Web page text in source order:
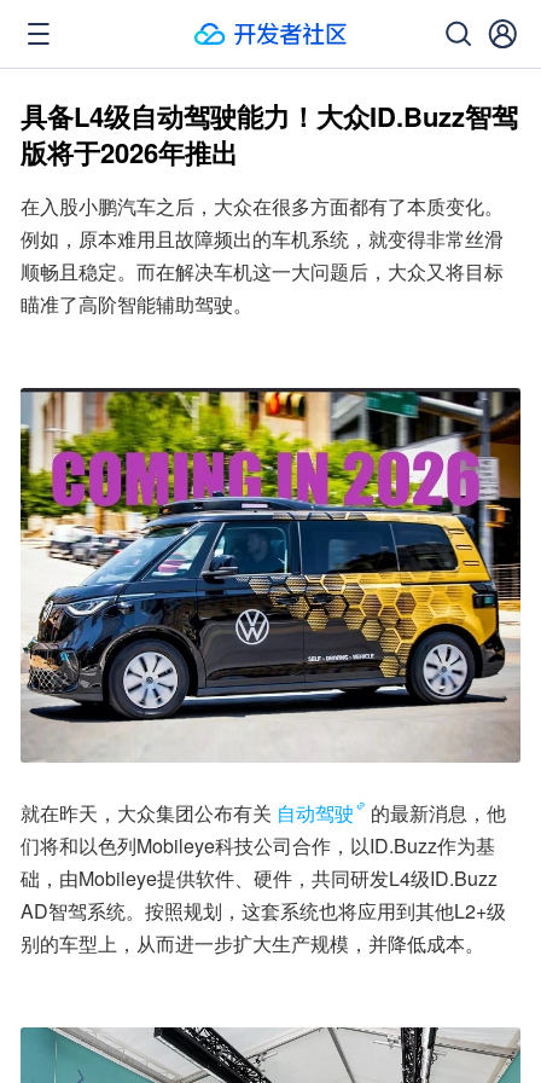
具备L4级自动驾驶能力！大众ID.Buzz智驾
版将于2026年推出
在入股小鹏汽车之后，大众在很多方面都有了本质变化。
例如，原本难用且故障频出的车机系统，就变得非常丝滑
顺畅且稳定。而在解决车机这一大问题后，大众又将目标
瞄准了高阶智能辅助驾驶。
就在昨天，大众集团公布有关 自动驾驶
的最新消息，他
们将和以色列Mobileye科技公司合作，以ID.Buzz作为基
础，由Mobileye提供软件、硬件，共同研发L4级ID.Buzz
AD智驾系统。按照规划，这套系统也将应用到其他L2+级
别的车型上，从而进一步扩大生产规模，并降低成本。